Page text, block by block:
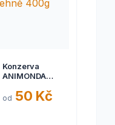
Konzerva
ANIMONDA
hovězí +
od 50 Kč